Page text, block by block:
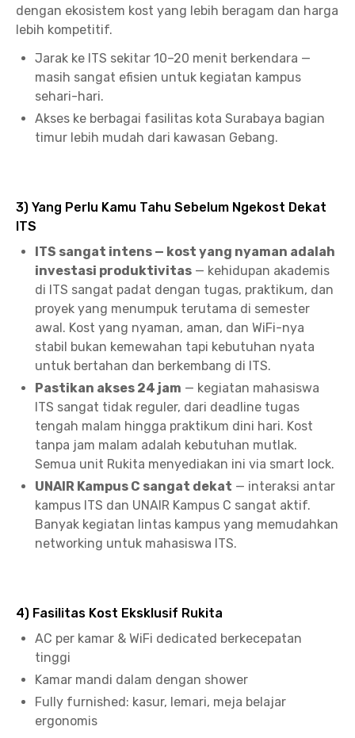
dengan ekosistem kost yang lebih beragam dan harga
lebih kompetitif.
Jarak ke ITS sekitar 10–20 menit berkendara —
masih sangat efisien untuk kegiatan kampus
sehari-hari.
Akses ke berbagai fasilitas kota Surabaya bagian
timur lebih mudah dari kawasan Gebang.
3) Yang Perlu Kamu Tahu Sebelum Ngekost Dekat
ITS
ITS sangat intens — kost yang nyaman adalah
investasi produktivitas — kehidupan akademis
di ITS sangat padat dengan tugas, praktikum, dan
proyek yang menumpuk terutama di semester
awal. Kost yang nyaman, aman, dan WiFi-nya
stabil bukan kemewahan tapi kebutuhan nyata
untuk bertahan dan berkembang di ITS.
Pastikan akses 24 jam — kegiatan mahasiswa
ITS sangat tidak reguler, dari deadline tugas
tengah malam hingga praktikum dini hari. Kost
tanpa jam malam adalah kebutuhan mutlak.
Semua unit Rukita menyediakan ini via smart lock.
UNAIR Kampus C sangat dekat — interaksi antar
kampus ITS dan UNAIR Kampus C sangat aktif.
Banyak kegiatan lintas kampus yang memudahkan
networking untuk mahasiswa ITS.
4) Fasilitas Kost Eksklusif Rukita
AC per kamar & WiFi dedicated berkecepatan
tinggi
Kamar mandi dalam dengan shower
Fully furnished: kasur, lemari, meja belajar
ergonomis